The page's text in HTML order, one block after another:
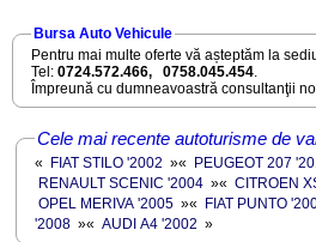
Bursa Auto Vehicule
Pentru mai multe oferte vă așteptăm la
Tel: 0724.572.466, 0758.045.454.
Împreună cu dumneavoastră consultanţii
Cele mai recente autoturisme de
« FIAT STILO '2002 »« PEUGEOT 207
RENAULT SCENIC '2004 »« CITROEN
OPEL MERIVA '2005 »« FIAT PUNTO
'2008 »« AUDI A4 '2002 »